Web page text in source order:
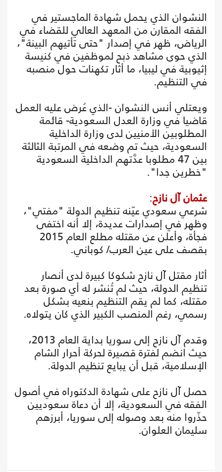
النشوان الذي يحمل شهادة الماجستير في
الفقه المقارن من المعهد العالي للقضاء في
الرياض، ظهر في إصدار "حتى تأتيهم البينة"،
الذي حوى مشاهد ذبح لموظفين في كنيسة
إثيوبية في ليبيا، ما أثار تكهنات حول منصبه
في التنظيم.
ويعتلي أنس النشوان -الذي عُرض عليه العمل
قاضيا في وزارة العدل السعودية- قائمة
المطلوبين الأمنيين لدى وزارة الداخلية
السعودية، حيث تم وضعه في المرتبة الثالثة
بين 47 مطلوبا عدَّتهم الداخلية السعودية
"خطرين جدا".
عثمان آل نازح:
شرعي سعودي عيّنه تنظيم الدولة "مفتي"،
وظهر في إصدارات عديدة، إلا أنه اختفى
فجأة، وأعلن عن مقتله مطلع العام 2015
بقصف على عين العرب/ كوباني.
أثار مقتل آل نازح شكوكا كبيرة لدى أنصار
تنظيم الدولة، حيث لم تُنشر له أي صورة بعد
مقتله، كما لم يقم التنظيم بنعيه بشكل
رسمي، رغم المنصب الكبير الذي كان يتولاه.
وقدم آل نازح إلى سوريا بداية العام 2013،
حيث انضم لفترة قصيرة لحركة أحرار الشام
الإسلامية، قبل أن يبايع تنظيم الدولة.
حصل آل نازح على شهادة الدكتوراه في أصول
الفقه في السعودية، إلا أن دعاة سعوديين
حذّروا منه بعد وصوله إلى سوريا، أبرزهم
سليمان العلوان.